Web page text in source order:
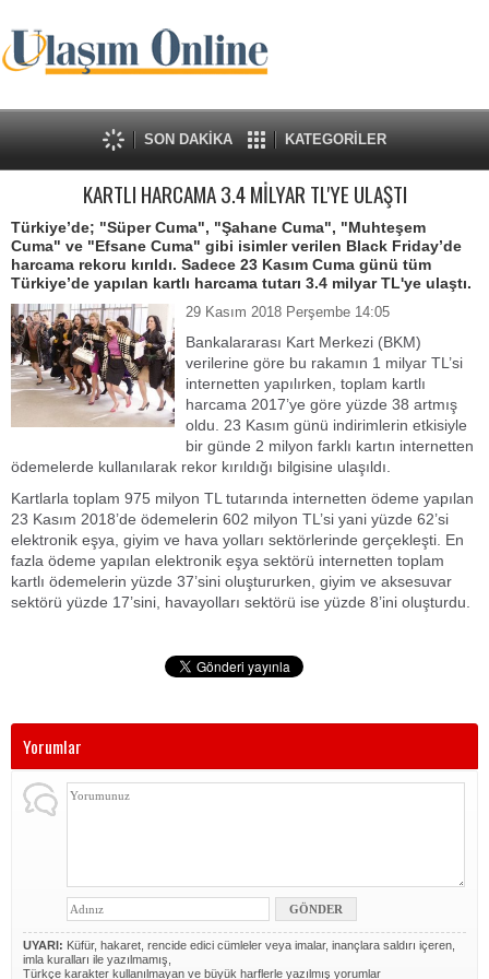
SON DAKİKA KATEGORİLER
KARTLI HARCAMA 3.4 MİLYAR TL'YE ULAŞTI
Türkiye’de; "Süper Cuma", "Şahane Cuma", "Muhteşem
Cuma" ve "Efsane Cuma" gibi isimler verilen Black Friday’de
harcama rekoru kırıldı. Sadece 23 Kasım Cuma günü tüm
Türkiye’de yapılan kartlı harcama tutarı 3.4 milyar TL'ye ulaştı.
29 Kasım 2018 Perşembe 14:05
Bankalararası Kart Merkezi (BKM)
verilerine göre bu rakamın 1 milyar TL’si
internetten yapılırken, toplam kartlı
harcama 2017’ye göre yüzde 38 artmış
oldu. 23 Kasım günü indirimlerin etkisiyle
bir günde 2 milyon farklı kartın internetten
ödemelerde kullanılarak rekor kırıldığı bilgisine ulaşıldı.
Kartlarla toplam 975 milyon TL tutarında internetten ödeme yapılan
23 Kasım 2018’de ödemelerin 602 milyon TL’si yani yüzde 62’si
elektronik eşya, giyim ve hava yolları sektörlerinde gerçekleşti. En
fazla ödeme yapılan elektronik eşya sektörü internetten toplam
kartlı ödemelerin yüzde 37’sini oluştururken, giyim ve aksesuvar
sektörü yüzde 17’sini, havayolları sektörü ise yüzde 8’ini oluşturdu.
Yorumlar
UYARI: Küfür, hakaret, rencide edici cümleler veya imalar, inançlara saldırı içeren,
imla kuralları ile yazılmamış,
Türkçe karakter kullanılmayan ve büyük harflerle yazılmış yorumlar